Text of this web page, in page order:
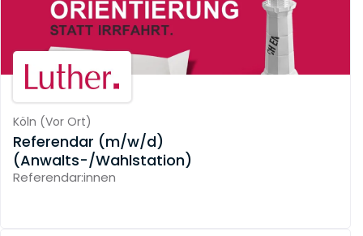
Köln (Vor Ort)
Referendar (m/w/d)
(Anwalts-/Wahlstation)
Referendar:innen